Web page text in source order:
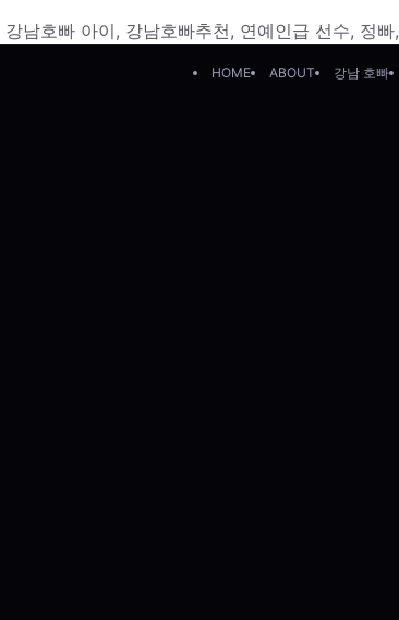
강남호빠 아이, 강남호빠추천, 연예인급 선수, 정빠,
HOME ABOUT 강남 호빠